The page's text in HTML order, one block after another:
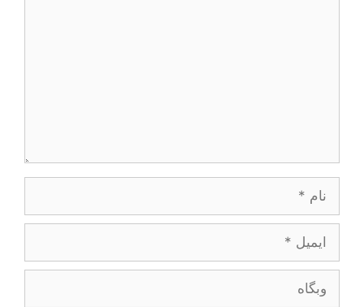
ایمیل
وبگاه